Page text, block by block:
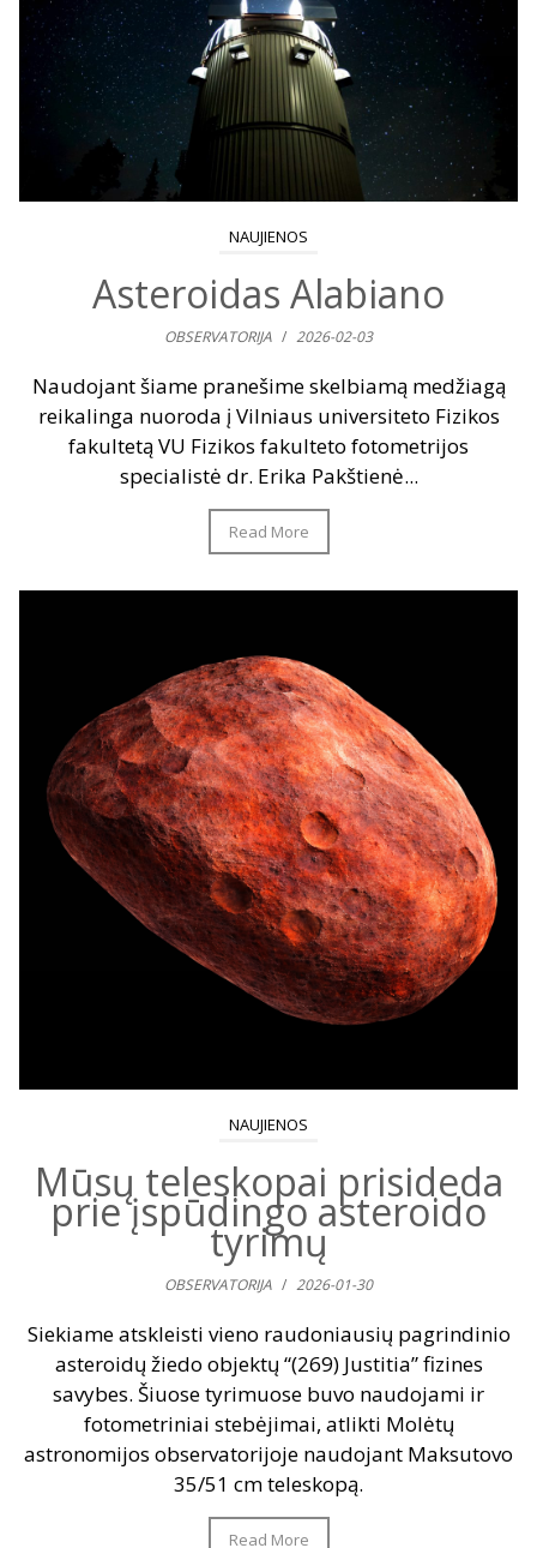
NAUJIENOS
Asteroidas Alabiano
OBSERVATORIJA / 2026-02-03
Naudojant šiame pranešime skelbiamą medžiagą
reikalinga nuoroda į Vilniaus universiteto Fizikos
fakultetą VU Fizikos fakulteto fotometrijos
specialistė dr. Erika Pakštienė...
Read More
NAUJIENOS
Mūsų teleskopai prisideda
prie įspūdingo asteroido
tyrimų
OBSERVATORIJA / 2026-01-30
Siekiame atskleisti vieno raudoniausių pagrindinio
asteroidų žiedo objektų “(269) Justitia” fizines
savybes. Šiuose tyrimuose buvo naudojami ir
fotometriniai stebėjimai, atlikti Molėtų
astronomijos observatorijoje naudojant Maksutovo
35/51 cm teleskopą.
Read More